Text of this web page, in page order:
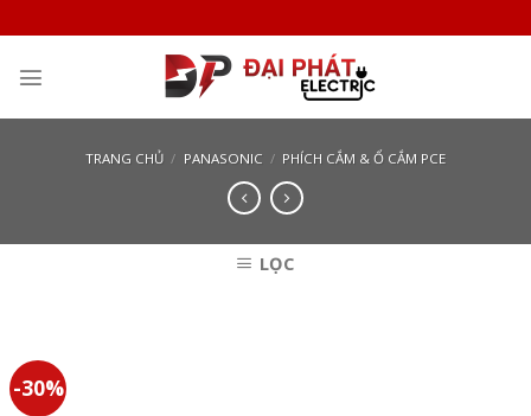
to
content
TRANG CHỦ / PANASONIC / PHÍCH CẮM & Ổ CẮM PCE
LỌC
-30%